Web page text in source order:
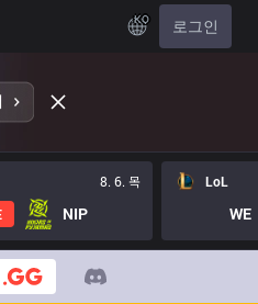
KO 로그인
8. 6. 목
NIP
LoL
WE